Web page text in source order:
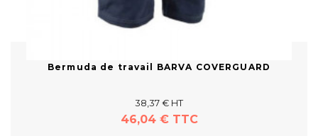
Bermuda de travail BARVA COVERGUARD
38,37 € HT
46,04 € TTC